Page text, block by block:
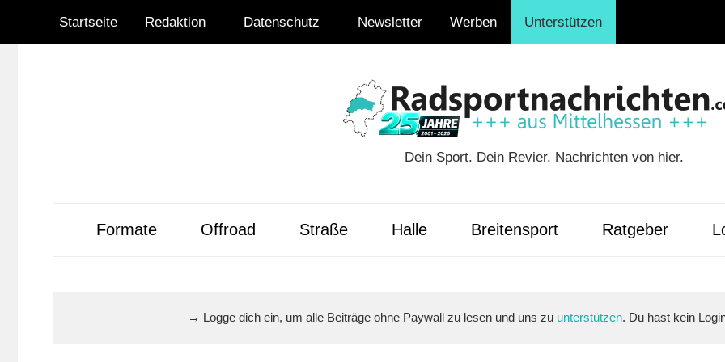
Startseite Redaktion Datenschutz Newsletter Werben Unterstützen
Radsportnachrichten.com
aus
Dein Sport. Dein Revier. Nachrichten von hier.
Formate Offroad Straße Halle Breitensport Ratgeber
→ Logge dich ein, um alle Beiträge ohne Paywall zu lesen und uns zu unterstützen. Du hast kein